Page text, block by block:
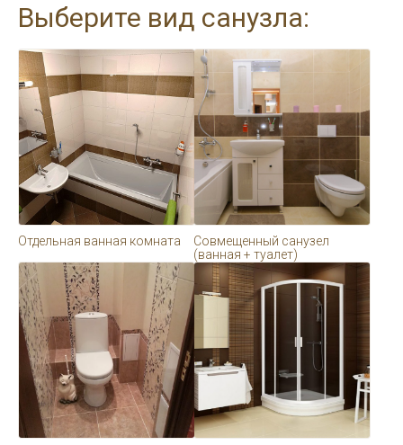
Выберите вид санузла:
Отдельная ванная комната
Совмещенный санузел
(ванная + туалет)